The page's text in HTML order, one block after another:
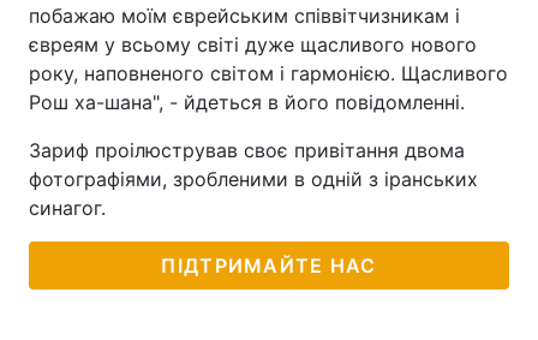
побажаю моїм єврейським співвітчизникам і
євреям у всьому світі дуже щасливого нового
року, наповненого світом і гармонією. Щасливого
Рош ха-шана", - йдеться в його повідомленні.
Зариф проілюстрував своє привітання двома
фотографіями, зробленими в одній з іранських
синагог.
ПІДТРИМАЙТЕ НАС